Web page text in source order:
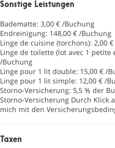
Sonstige Leistungen
Badematte: 3,00 € /Buchung
Endreinigung: 148,00 € /Buchung
Linge de cuisine (torchons): 2,00
Linge de toilette (lot avec 1 petite
/Buchung
Linge pour 1 lit double: 15,00 € /
Linge pour 1 lit simple: 12,00 € /
Storno-Versicherung: 5,5 % der
Storno-Versicherung Durch Klick
mich mit den
Taxen